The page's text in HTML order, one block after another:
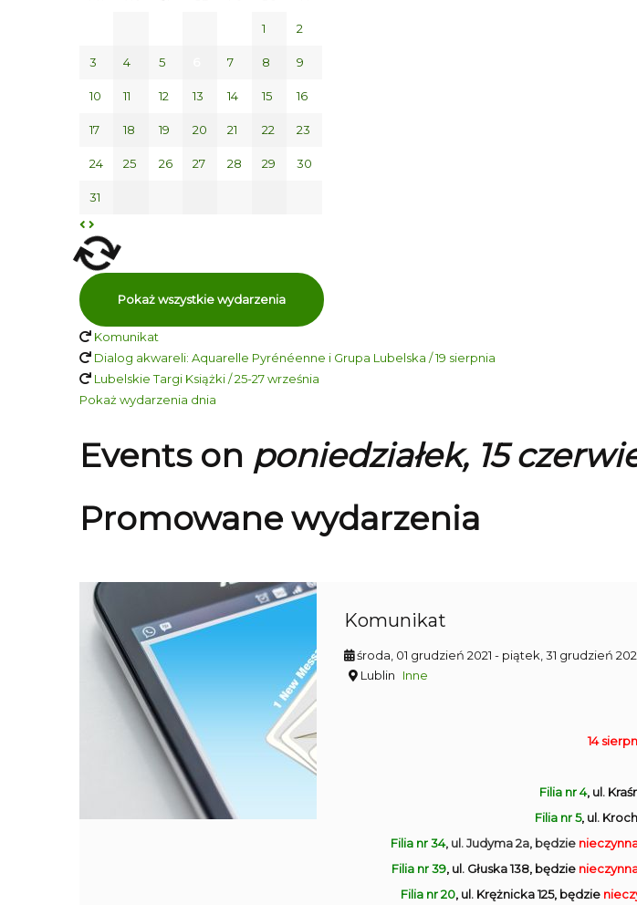
1 2
3 4 5 7 8 9
10 11 12 13 14 15 16
17 18 19 20 21 22 23
24 25 26 27 28 29 30
31
Pokaż wszystkie wydarzenia
Komunikat
Dialog akwareli: Aquarelle Pyrénéenne i Grupa Lubelska / 19 sierpnia
Lubelskie Targi Książki / 25-27 września
Pokaż wydarzenia dnia
Events on poniedziałek, 15
Promowane wydarzenia
Komunikat
środa, 01 grudzień 2021 - piątek, 31 grudzień
Lublin
Inne
14
Filia nr 4, ul.
Filia nr 5, ul.
Filia nr 34, ul. Judyma 2a, będzie
Filia nr 39, ul. Głuska 138, będzie
Filia nr 20, ul. Krężnicka 125, będzie